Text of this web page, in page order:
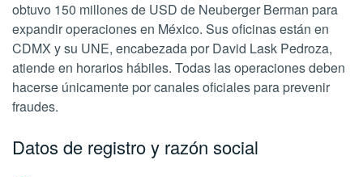
obtuvo 150 millones de USD de Neuberger Berman para
expandir operaciones en México. Sus oficinas están en
CDMX y su UNE, encabezada por David Lask Pedroza,
atiende en horarios hábiles. Todas las operaciones deben
hacerse únicamente por canales oficiales para prevenir
fraudes.
Datos de registro y razón social